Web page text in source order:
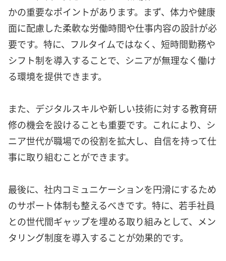
かの重要なポイントがあります。まず、体力や健康
面に配慮した柔軟な労働時間や仕事内容の設計が必
要です。特に、フルタイムではなく、短時間勤務や
シフト制を導入することで、シニアが無理なく働け
る環境を提供できます。
また、デジタルスキルや新しい技術に対する教育研
修の機会を設けることも重要です。これにより、シ
ニア世代が職場での役割を拡大し、自信を持って仕
事に取り組むことができます。
最後に、社内コミュニケーションを円滑にするため
のサポート体制も整えるべきです。特に、若手社員
との世代間ギャップを埋める取り組みとして、メン
タリング制度を導入することが効果的です。